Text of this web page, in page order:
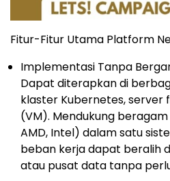
Fitur-Fitur Utama Platform
Implementasi Tanpa
Dapat diterapkan di
klaster Kubernetes, server
(VM). Mendukung
AMD, Intel) dalam satu
beban kerja dapat beralih
atau pusat data tanpa